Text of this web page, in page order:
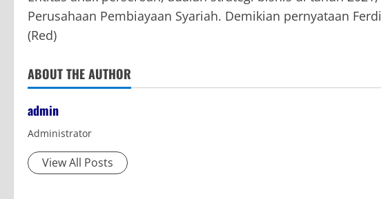
Perusahaan Pembiayaan Syariah. Demikian pernyataan
(Red)
ABOUT THE AUTHOR
admin
Administrator
View All Posts